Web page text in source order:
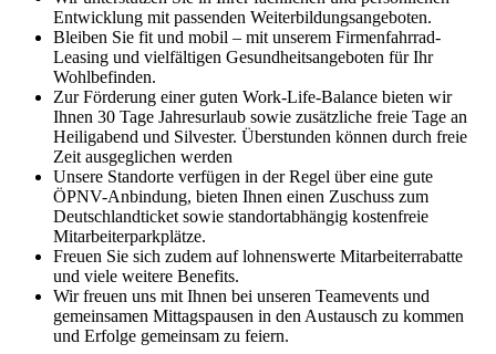
Entwicklung mit passenden Weiterbildungsangeboten.
Bleiben Sie fit und mobil – mit unserem Firmenfahrrad-
Leasing und vielfältigen Gesundheitsangeboten für Ihr
Wohlbefinden.
Zur Förderung einer guten Work-Life-Balance bieten wir
Ihnen 30 Tage Jahresurlaub sowie zusätzliche freie Tage an
Heiligabend und Silvester. Überstunden können durch freie
Zeit ausgeglichen werden
Unsere Standorte verfügen in der Regel über eine gute
ÖPNV-Anbindung, bieten Ihnen einen Zuschuss zum
Deutschlandticket sowie standortabhängig kostenfreie
Mitarbeiterparkplätze.
Freuen Sie sich zudem auf lohnenswerte Mitarbeiterrabatte
und viele weitere Benefits.
Wir freuen uns mit Ihnen bei unseren Teamevents und
gemeinsamen Mittagspausen in den Austausch zu kommen
und Erfolge gemeinsam zu feiern.